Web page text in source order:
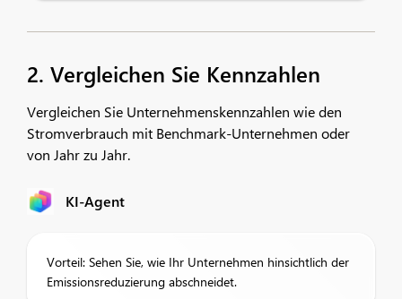
2. Vergleichen Sie Kennzahlen
Vergleichen Sie Unternehmenskennzahlen wie den
Stromverbrauch mit Benchmark-Unternehmen oder
von Jahr zu Jahr.
KI-Agent
Vorteil: Sehen Sie, wie Ihr Unternehmen hinsichtlich der
Emissionsreduzierung abschneidet.